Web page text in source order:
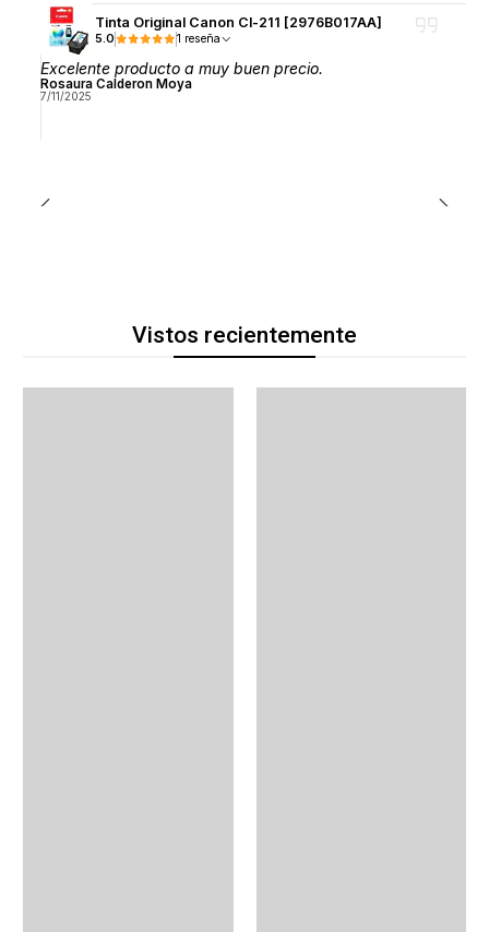
Tinta Original Canon Cl-211 [2976B017AA]
5.0 1 reseña
Excelente producto a muy buen precio.
Rosaura Calderon Moya
7/11/2025
Vistos recientemente